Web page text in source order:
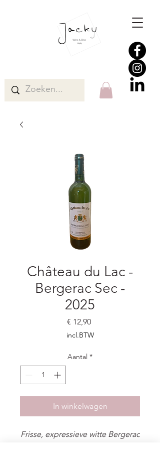
Château du Lac -
Bergerac Sec -
2025
€ 12,90Prijs
incl.BTW
Aantal *
In winkelwagen
Frisse, expressieve witte Bergerac